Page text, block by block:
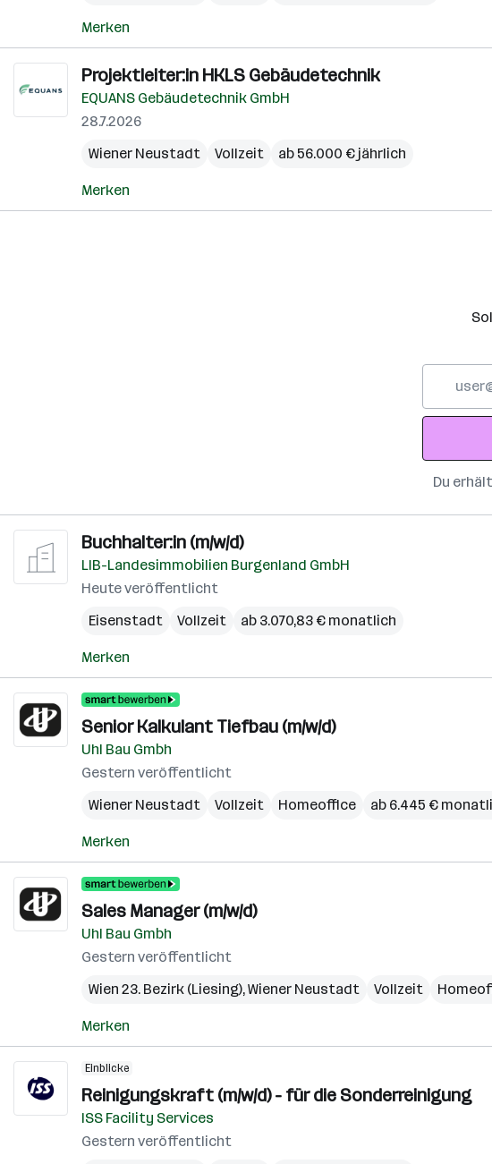
Merken
Projektleiter:in HKLS Gebäudetechnik
EQUANS Gebäudetechnik GmbH
28.7.2026
Wiener Neustadt
Vollzeit ab 56.000 € jährlich
Merken
Adresse
Du
Buchhalter:in (m/w/d)
LIB-Landesimmobilien Burgenland GmbH
Heute veröffentlicht
Eisenstadt
Vollzeit ab 3.070,83 € monatlich
Merken
Senior Kalkulant Tiefbau (m/w/d)
Uhl Bau Gmbh
Gestern veröffentlicht
Wiener Neustadt
Vollzeit Homeoffice ab 6.445 €
Merken
Sales Manager (m/w/d)
Uhl Bau Gmbh
Gestern veröffentlicht
Wien 23. Bezirk (Liesing),Wiener Neustadt Vollzeit
Merken
Einblicke
Reinigungskraft (m/w/d) - für die Sonderreinigung
ISS Facility Services
Gestern veröffentlicht